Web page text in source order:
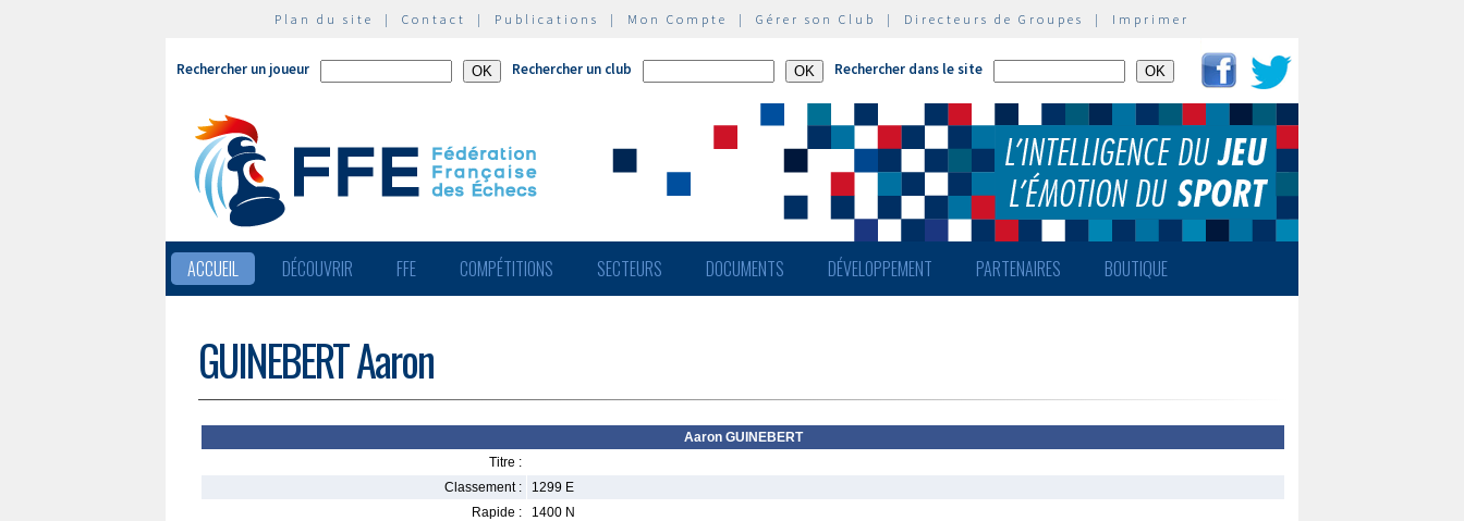
Plan du site | Contact | Publications | Mon Compte | Gérer son Club | Directeurs de Groupes | Imprimer
Rechercher un joueur Rechercher un club Rechercher dans le site
ACCUEIL DÉCOUVRIR FFE COMPÉTITIONS SECTEURS DOCUMENTS DÉVELOPPEMENT PARTENAIRES BOUTIQUE
GUINEBERT Aaron
Aaron GUINEBERT
Titre :
Classement :
1299 E
Rapide :
1400 N